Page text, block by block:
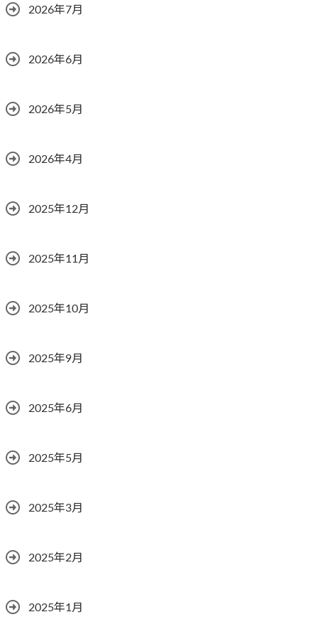
2026年7月
2026年6月
2026年5月
2026年4月
2025年12月
2025年11月
2025年10月
2025年9月
2025年6月
2025年5月
2025年3月
2025年2月
2025年1月